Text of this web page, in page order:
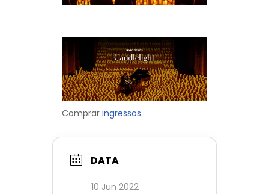
Comprar ingressos.
DATA
10 Jun 2022